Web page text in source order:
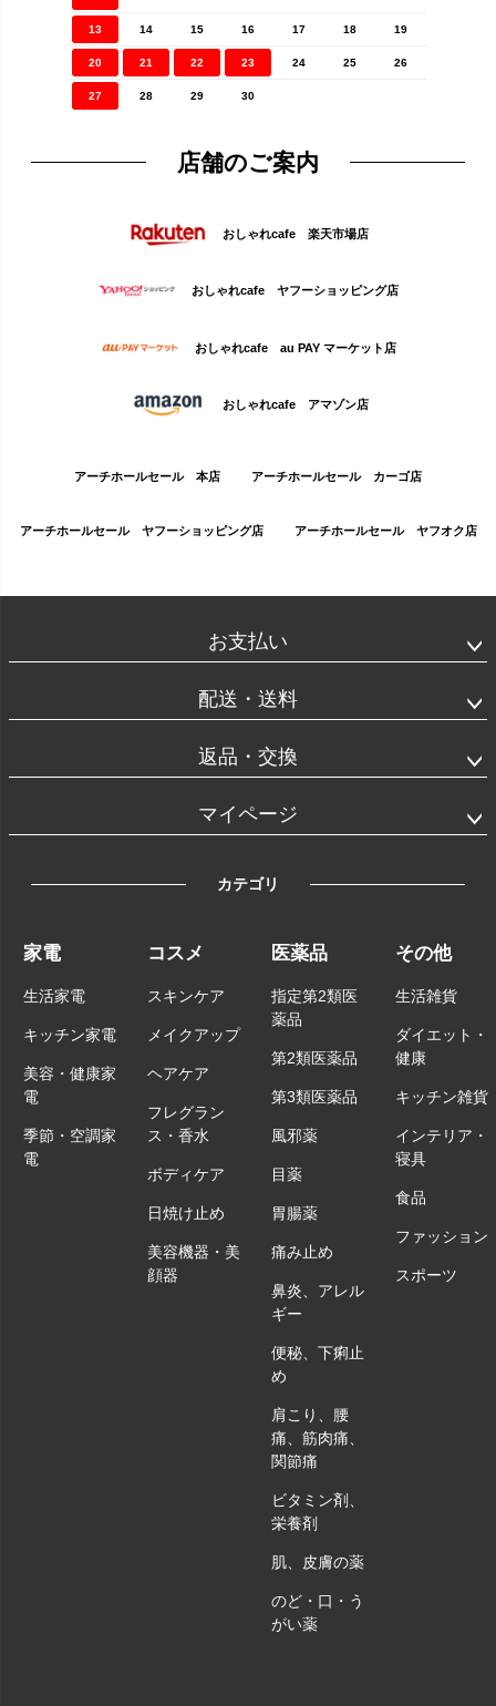
13 14 15 16 17 18 19
20 21 22 23 24 25 26
27 28 29 30
店舗のご案内
おしゃれcafe 楽天市場店
おしゃれcafe ヤフーショッピング店
おしゃれcafe au PAY マーケット店
おしゃれcafe アマゾン店
アーチホールセール 本店 アーチホールセール カーゴ店
アーチホールセール ヤフーショッピング店 アーチホールセール ヤフオク店
お支払い
配送・送料
返品・交換
マイページ
カテゴリ
家電
生活家電
キッチン家電
美容・健康家
電
季節・空調家
電
コスメ
スキンケア
メイクアップ
ヘアケア
フレグラン
ス・香水
ボディケア
日焼け止め
美容機器・美
顔器
医薬品
指定第2類医
薬品
第2類医薬品
第3類医薬品
風邪薬
目薬
胃腸薬
痛み止め
鼻炎、アレル
ギー
便秘、下痢止
め
肩こり、腰
痛、筋肉痛、
関節痛
ビタミン剤、
栄養剤
肌、皮膚の薬
のど・口・う
がい薬
その他
生活雑貨
ダイエット・
健康
キッチン雑貨
インテリア・
寝具
食品
ファッション
スポーツ